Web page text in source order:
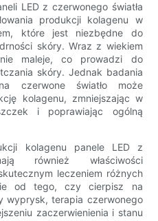
LED z czerwonego światła
produkcji kolagenu w
które jest niezbędne do
skóry. Wraz z wiekiem
maleje, co prowadzi do
skóry. Jednak badania
czerwone światło może
kolagenu, zmniejszając w
i poprawiając ogólną
kolagenu panele LED z
również właściwości
leczeniem różnych
od tego, czy cierpisz na
terapia czerwonego
zaczerwienienia i stanu